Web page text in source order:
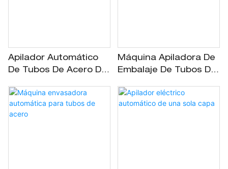
Apilador Automático
De Tubos De Acero De
Máquina Apiladora De
Embalaje De Tubos De